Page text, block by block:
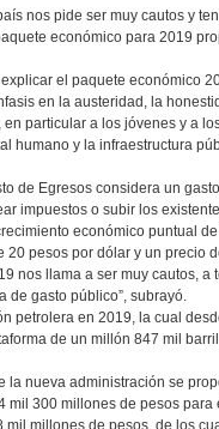
nos pide ser muy cautos y
económico para 2019
el paquete económico
en la austeridad, la
particular a los jóvenes y a
humano y la infraestructura
de Egresos considera un
impuestos o subir los
económico puntual
pesos por dólar y un precio
nos llama a ser muy cautos,
de gasto público”, subrayó.
petrolera en 2019, la cual
de un millón 847 mil
nueva administración se
300 millones de pesos
millones de pesos, de los